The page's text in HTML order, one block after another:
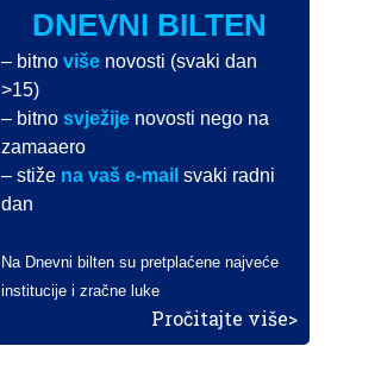
DNEVNI BILTEN
– bitnoviše novosti (svaki dan
>15)
– bitnosvježije novosti nego na
zamaaero
– stiže na vaš e-mail svaki radni
dan
Na Dnevni bilten su pretplaćene najveće
institucije i zračne luke
Pročitajte više>